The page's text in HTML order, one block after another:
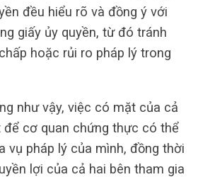
đều hiểu rõ và đồng ý với
giấy ủy quyền, từ đó tránh
hoặc rủi ro pháp lý trong
như vậy, việc có mặt của cả
để cơ quan chứng thực có thể
vụ pháp lý của mình, đồng thời
lợi của cả hai bên tham gia